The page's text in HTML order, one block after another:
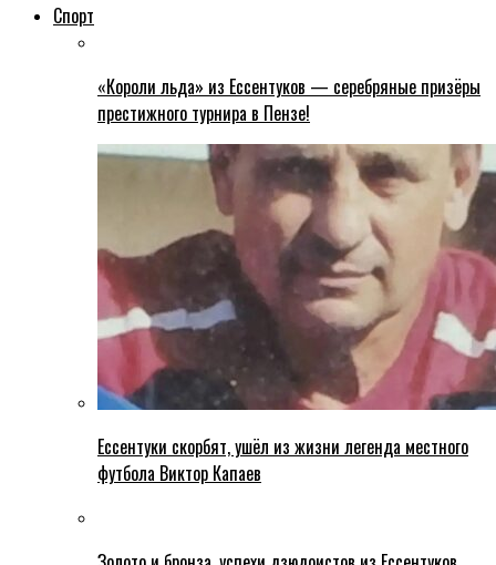
Спорт
«Короли льда» из Ессентуков — серебряные призёры
престижного турнира в Пензе!
Ессентуки скорбят, ушёл из жизни легенда местного
футбола Виктор Капаев